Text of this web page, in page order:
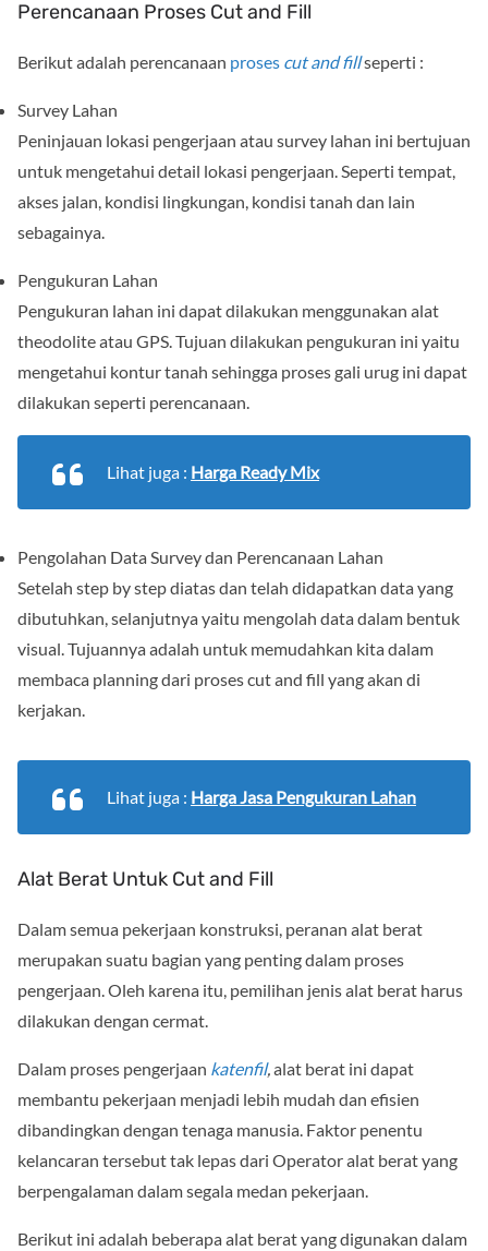
Perencanaan Proses Cut and Fill
Berikut adalah perencanaan proses cut and fillseperti :
Survey Lahan
Peninjauan lokasi pengerjaan atau survey lahan ini bertujuan
untuk mengetahui detail lokasi pengerjaan. Seperti tempat,
akses jalan, kondisi lingkungan, kondisi tanah dan lain
sebagainya.
Pengukuran Lahan
Pengukuran lahan ini dapat dilakukan menggunakan alat
theodolite atau GPS. Tujuan dilakukan pengukuran ini yaitu
mengetahui kontur tanah sehingga proses gali urug ini dapat
dilakukan seperti perencanaan.
Lihat juga : Harga Ready Mix
Pengolahan Data Survey dan Perencanaan Lahan
Setelah step by step diatas dan telah didapatkan data yang
dibutuhkan, selanjutnya yaitu mengolah data dalam bentuk
visual. Tujuannya adalah untuk memudahkan kita dalam
membaca planning dari proses cut and fill yang akan di
kerjakan.
Lihat juga : Harga Jasa Pengukuran Lahan
Alat Berat Untuk Cut and Fill
Dalam semua pekerjaan konstruksi, peranan alat berat
merupakan suatu bagian yang penting dalam proses
pengerjaan. Oleh karena itu, pemilihan jenis alat berat harus
dilakukan dengan cermat.
Dalam proses pengerjaan katenfil,alat berat ini dapat
membantu pekerjaan menjadi lebih mudah dan efisien
dibandingkan dengan tenaga manusia. Faktor penentu
kelancaran tersebut tak lepas dari Operator alat berat yang
berpengalaman dalam segala medan pekerjaan.
Berikut ini adalah beberapa alat berat yang digunakan dalam